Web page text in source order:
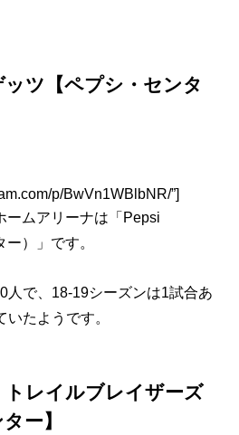
ツ【ペプシ・センタ
p/BwVn1WBlbNR/”]
ームアリーナは「Pepsi
）」です。
人で、18-19シーズンは1試合あ
たようです。
レイルブレイザーズ
ー】